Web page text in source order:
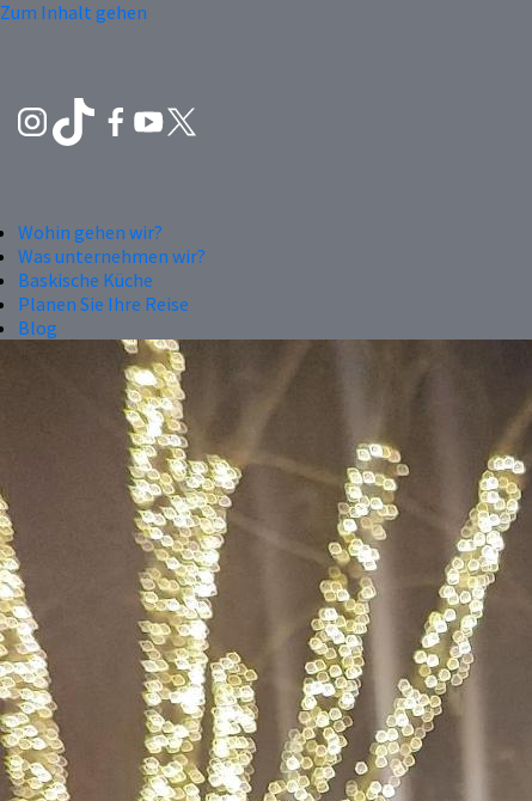
Zum Inhalt gehen
Wohin gehen wir?
Was unternehmen wir?
Baskische Küche
Planen Sie Ihre Reise
Blog